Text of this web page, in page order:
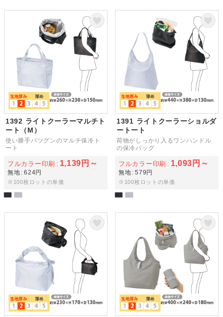
1392 ライトクーラーマルチト
ート（M）
使い勝手バツグンのマルチ保冷ト
ート
無地 624円
フルカラー印刷 1,139円～
※100枚ロットの単価
1391 ライトクーラーショルダ
ートート
荷物がしっかり入るワンハンドル
の保冷バッグ
無地 579円
フルカラー印刷 1,093円～
※100枚ロットの単価